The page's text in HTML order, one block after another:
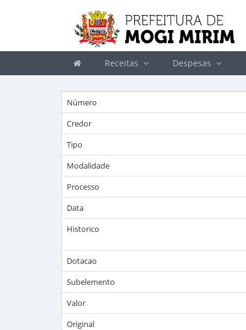
Receitas Despesas
Número
Credor
Tipo
Modalidade
Processo
Data
Historico
Dotacao
Subelemento
Valor
Original